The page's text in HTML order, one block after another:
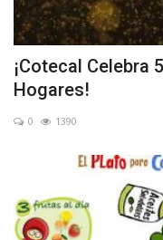
¡Cotecal Celebra
Hogares!
0 1390